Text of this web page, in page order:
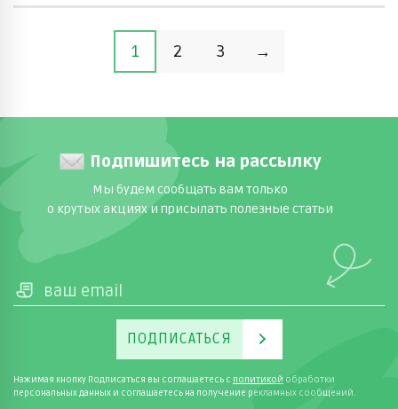
1 2 3 →
Подпишитесь на рассылку
Мы будем сообщать вам только
о крутых акциях и присылать полезные статьи
ПОДПИСАТЬСЯ
Нажимая кнопку Подписаться вы соглашаетесь с политикой обработки
персональных данных и соглашаетесь на получение рекламных сообщений.